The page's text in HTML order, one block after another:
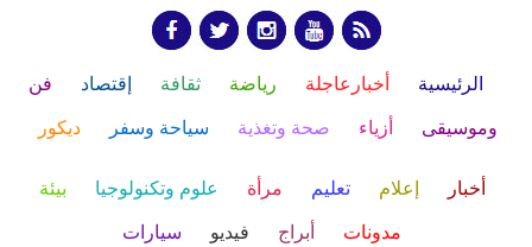
الرئيسية أخبارعاجلة رياضة ثقافة إقتصاد فن
وموسيقى أزياء صحة وتغذية سياحة وسفر ديكور
أخبار إعلام تعليم مرأة علوم وتكنولوجيا بيئة
مدونات أبراج فيديو سيارات